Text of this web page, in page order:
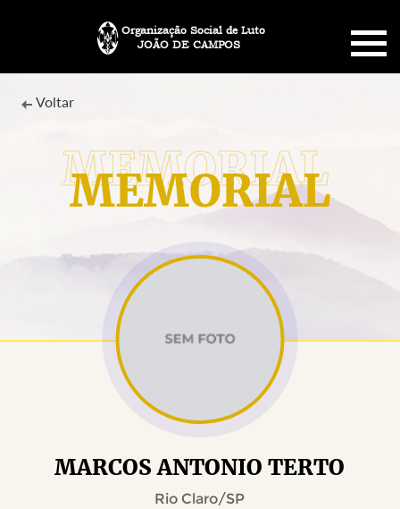
JOÃO DE CAMPOS
Organização Social de Luto
SOBRE NÓS
PLANO FUNERÁRIO
MENSAGENS
MEMORIAL
Voltar
MARCOS ANTONIO TERTO
Rio Claro/SP